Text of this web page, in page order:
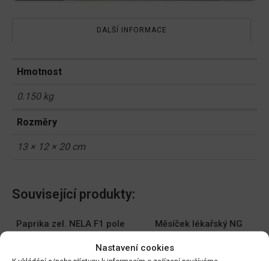
Nastavení cookies
DALŠÍ INFORMACE
Hmotnost
0.150 kg
Rozměry
13 × 12 × 20 cm
Související produkty:
Paprika zel. NELA F1 pole
Měsíček lékařský NG
DO KOŠÍKU